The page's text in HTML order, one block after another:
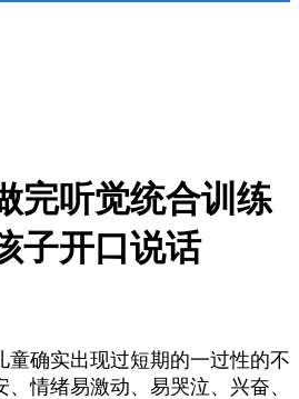
完听觉统合训练
子开口说话
童确实出现过短期的一过性的不
情绪易激动、易哭泣、兴奋、